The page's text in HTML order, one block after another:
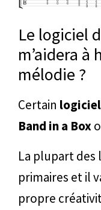
Le logiciel
m’aidera à
mélodie ?
Certain
Band in a Box
La plupart des
primaires et il
propre